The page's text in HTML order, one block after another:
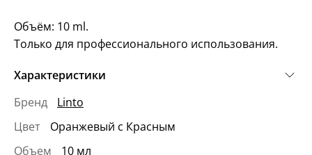
Объём: 10 ml.
Только для профессионального использования.
Характеристики
Бренд
Linto
Цвет
Оранжевый с Красным
Объем
10 мл